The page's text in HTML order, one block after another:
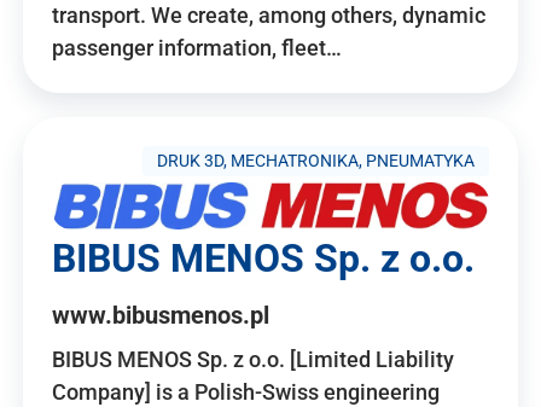
transport. We create, among others, dynamic
passenger information, fleet…
DRUK 3D, MECHATRONIKA, PNEUMATYKA
BIBUS MENOS Sp. z o.o.
www.bibusmenos.pl
BIBUS MENOS Sp. z o.o. [Limited Liability
Company] is a Polish-Swiss engineering